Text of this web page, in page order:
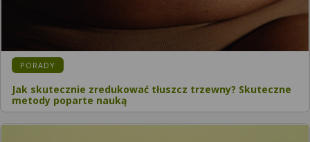
PORADY
Jak skutecznie zredukować tłuszcz trzewny? Skuteczne
metody poparte nauką